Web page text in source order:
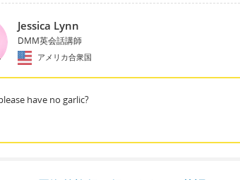
Jessica Lynn
DMM英会話講師
アメリカ合衆国
have no garlic?